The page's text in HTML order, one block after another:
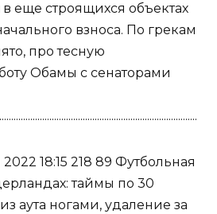
в еще строящихся объектах
взноса. По грекам
про тесную
Обамы с сенаторами
18:15 218 89 Футбольная
таймы по 30
аута ногами, удаление за